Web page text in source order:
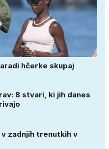
hčerke skupaj
8 stvari, ki jih danes
v zadnjih trenutkih v